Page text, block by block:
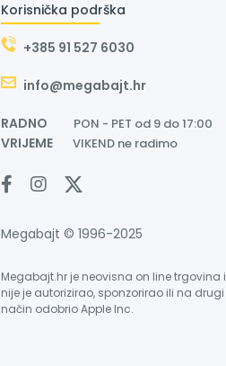
Korisnička podrška
+385 91 527 6030
info@megabajt.hr
RADNO PON - PET od 9 do 17:00
VRIJEME VIKEND ne radimo
Megabajt © 1996-2025
Megabajt.hr je neovisna on line trgovina i
nije je autorizirao, sponzorirao ili na drugi
način odobrio Apple Inc.